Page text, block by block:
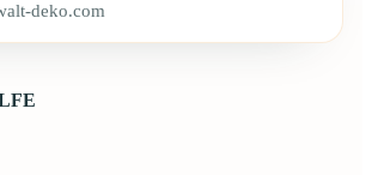
deko.com